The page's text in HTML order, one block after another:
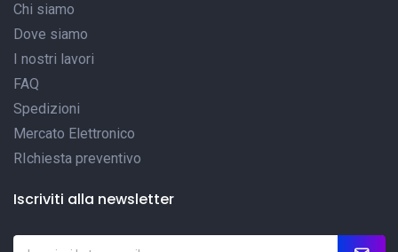
Chi siamo
Dove siamo
I nostri lavori
FAQ
Spedizioni
Mercato Elettronico
RIchiesta preventivo
Iscriviti alla newsletter